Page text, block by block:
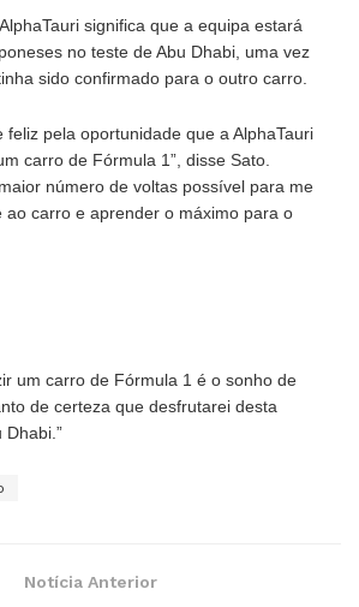
significa que a equipa estará
no teste de Abu Dhabi, uma vez
sido confirmado para o outro carro.
feliz pela oportunidade que a AlphaTauri
carro de Fórmula 1”, disse Sato.
número de voltas possível para me
ao carro e aprender o máximo para o
um carro de Fórmula 1 é o sonho de
de certeza que desfrutarei desta
Dhabi.”
Notícia Anterior